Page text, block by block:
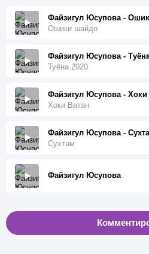
Файзигул Юсупова -
Ошики шайдо
Файзигул Юсупова -
Туёна 2020
Файзигул Юсупова - Хоки
Хоки Ватан
Файзигул Юсупова -
Сухтам
Файзигул Юсупова